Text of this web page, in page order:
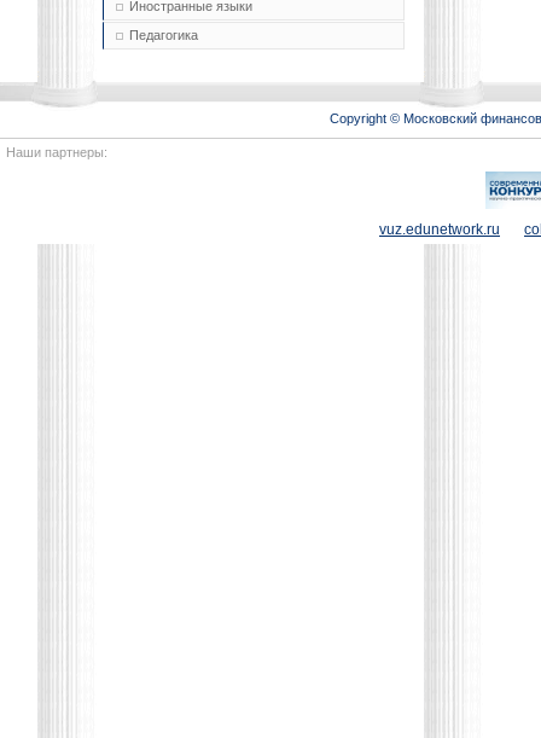
Иностранные языки
Педагогика
Copyright © Московский
Наши партнеры:
vuz.edunetwork.ru